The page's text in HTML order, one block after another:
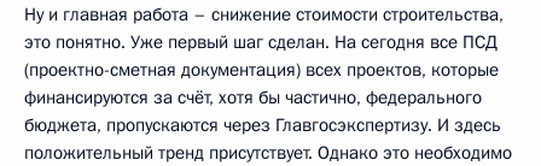
Ну и главная работа – снижение стоимости строительства,
это понятно. Уже первый шаг сделан. На сегодня все ПСД
(проектно-сметная документация) всех проектов, которые
финансируются за счёт, хотя бы частично, федерального
бюджета, пропускаются через Главгосэкспертизу. И здесь
положительный тренд присутствует. Однако это необходимо